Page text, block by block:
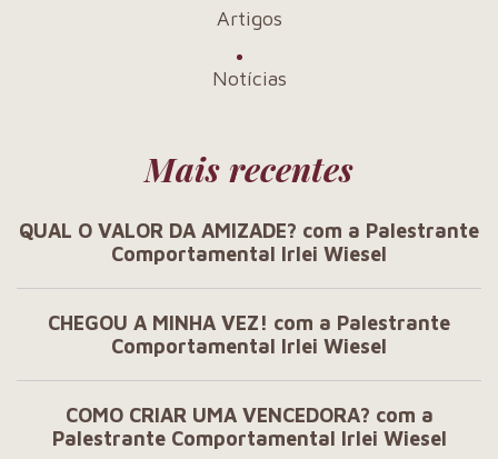
Artigos
Notícias
Mais recentes
QUAL O VALOR DA AMIZADE? com a Palestrante
Comportamental Irlei Wiesel
CHEGOU A MINHA VEZ! com a Palestrante
Comportamental Irlei Wiesel
COMO CRIAR UMA VENCEDORA? com a
Palestrante Comportamental Irlei Wiesel